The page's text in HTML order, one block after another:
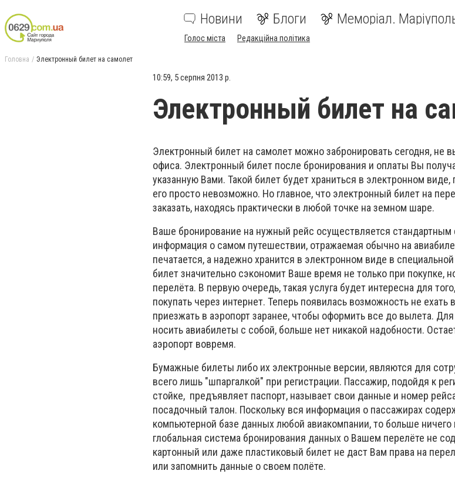
Новини Блоги Меморіал.
Голос міста Редакційна політика
Головна Электронный билет на самолет
10:59, 5 серпня 2013 р.
Электронный билет на
Электронный билет на самолет можно забронировать сегодня, не
офиса. Электронный билет после бронирования и оплаты Вы
указанную Вами. Такой билет будет храниться в электронном виде,
его просто невозможно. Но главное, что электронный билет на
заказать, находясь практически в любой точке на земном шаре.
Ваше бронирование на нужный рейс осуществляется стандартным
информация о самом путешествии, отражаемая обычно на
печатается, а надежно хранится в электронном виде в
билет значительно сэкономит Ваше время не только при покупке,
перелёта. В первую очередь, такая услуга будет интересна для
покупать через интернет. Теперь появилась возможность не ехать
приезжать в аэропорт заранее, чтобы оформить все до вылета.
носить авиабилеты с собой, больше нет никакой надобности.
аэропорт вовремя.
Бумажные билеты либо их электронные версии, являются для
всего лишь "шпаргалкой" при регистрации. Пассажир, подойдя к
стойке, предъявляет паспорт, называет свои данные и номер
посадочный талон. Поскольку вся информация о пассажирах
компьютерной базе данных любой авиакомпании, то больше ничего
глобальная система бронирования данных о Вашем перелёте не
картонный или даже пластиковый билет не даст Вам права на
или запомнить данные о своем полёте.